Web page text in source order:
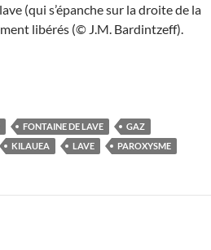
(qui s’épanche sur la droite de la
libérés (© J.M. Bardintzeff).
d’Hawaii (14)
FONTAINE DE LAVE
GAZ
KILAUEA LAVE PAROXYSME